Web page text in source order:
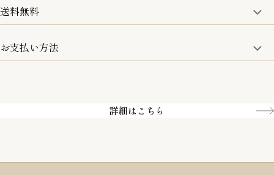
15:00までのご注文は即日発送
お取寄せ商品を除く
送料無料
5,500円(税込)以上で全国送料無料となります。
お支払い方法
詳細はこちら